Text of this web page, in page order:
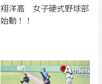
翔洋高 女子硬式野球部
始動！！